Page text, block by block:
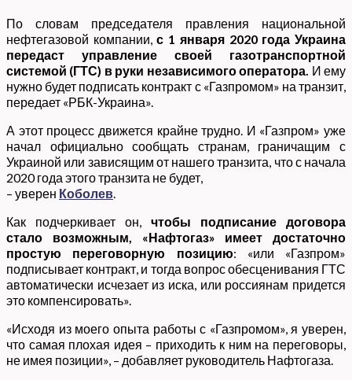
По словам председателя правления национальной
нефтегазовой компании,с 1 января 2020 года Украина
передаст управление своей газотранспортной
системой (ГТС) в руки независимого оператора. И ему
нужно будет подписать контракт с «Газпромом» на транзит,
передает «РБК-Украина».
А этот процесс движется крайне трудно. И «Газпром» уже
начал официально сообщать странам, граничащим с
Украиной или зависящим от нашего транзита, что с начала
2020 года этого транзита не будет,
– уверен Коболев.
Как подчеркивает он, чтобы подписание договора
стало возможным, «Нафтогаз» имеет достаточно
простую переговорную позицию: «или «Газпром»
подписывает контракт, и тогда вопрос обесценивания ГТС
автоматически исчезает из иска, или россиянам придется
это компенсировать».
«Исходя из моего опыта работы с «Газпромом», я уверен,
что самая плохая идея – приходить к ним на переговоры,
не имея позиции», – добавляет руководитель Нафтогаза.